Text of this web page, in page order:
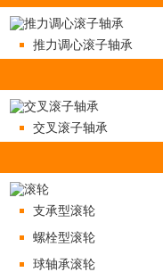
推力调心滚子轴承
交叉滚子轴承
支承型滚轮
螺栓型滚轮
球轴承滚轮